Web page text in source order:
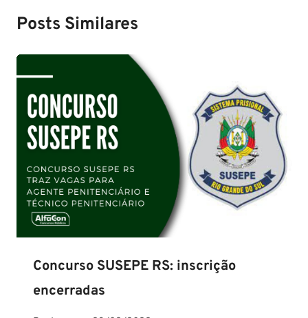
Posts Similares
Concurso SUSEPE RS: inscrição
encerradas